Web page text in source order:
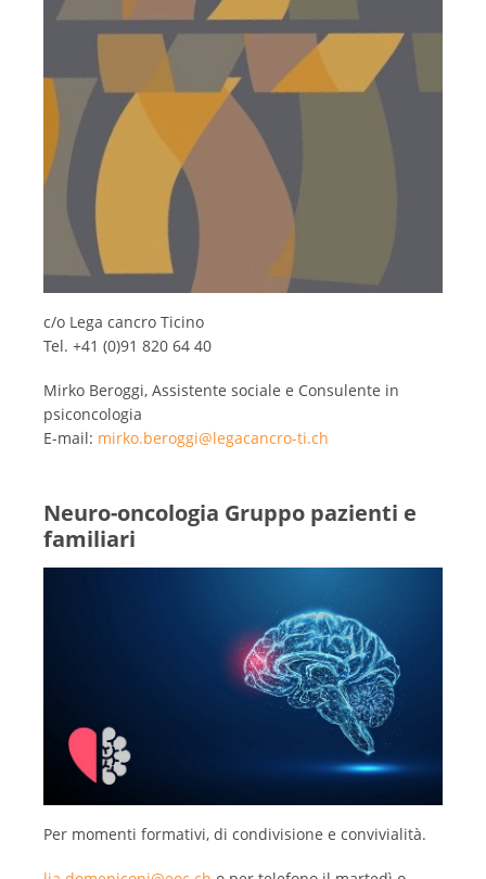
c/o Lega cancro Ticino
Tel. +41 (0)91 820 64 40
Mirko Beroggi, Assistente sociale e Consulente in
psiconcologia
E-mail: mirko.beroggi@legacancro-ti.ch
Neuro-oncologia Gruppo pazienti e
familiari
Per momenti formativi, di condivisione e convivialità.